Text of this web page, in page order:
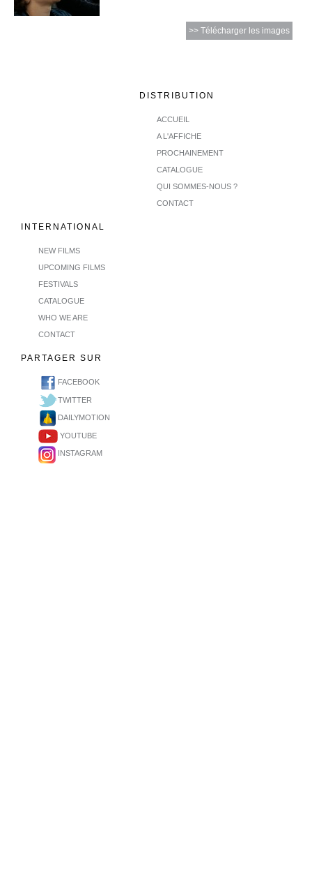
>> Télécharger les images
DISTRIBUTION
ACCUEIL
A L'AFFICHE
PROCHAINEMENT
CATALOGUE
QUI SOMMES-NOUS ?
CONTACT
INTERNATIONAL
NEW FILMS
UPCOMING FILMS
FESTIVALS
CATALOGUE
WHO WE ARE
CONTACT
PARTAGER SUR
FACEBOOK
TWITTER
DAILYMOTION
YOUTUBE
INSTAGRAM